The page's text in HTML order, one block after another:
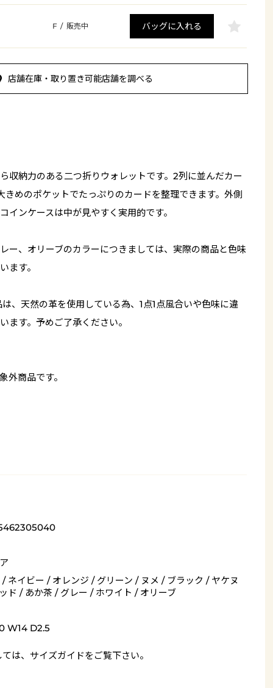
F / 販売中 バッグに入れる
店舗在庫・取り置き可能店舗を調べる
収納力のある二つ折りウォレットです。2列に並んだカー
きめのポケットでたっぷりのカードを整理できます。外側
インケースは中が見やすく実用的です。
ー、オリーブのカラーにつきましては、実際の商品と色味
ます。
、天然の革を使用している為、1点1点風合いや色味に違
ます。予めご了承ください。
外商品です。
/ ネイビー / オレンジ / グリーン / ヌメ / ブラック / ヤケヌ
ド / あか茶 / グレー / ホワイト / オリーブ
W14 D2.5
は、 サイズガイドをご覧下さい。